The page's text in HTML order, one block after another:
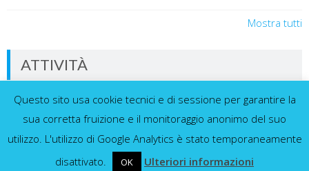
Mostra tutti
ATTIVITÀ
Dati in tempo reale dalla nostra rete di
sensori
Questo sito usa cookie tecnici e di sessione per garantire la
sua corretta fruizione e il monitoraggio anonimo del suo
utilizzo. L'utilizzo di Google Analytics è stato temporaneamente
disattivato.
OK Ulteriori informazioni